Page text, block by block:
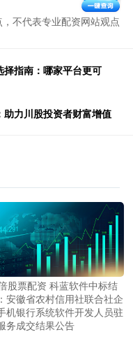
不代表专业配资网站观点
指南：哪家平台更可
力川股投资者财富增值
股票配资 科蓝软件中标结
安徽省农村信用社联合社企
机银行系统软件开发人员驻
务成交结果公告